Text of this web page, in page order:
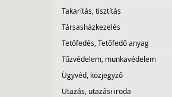
Takarítás, tisztítás
Társasházkezelés
Tetőfedés, Tetőfedő anyag
Tűzvédelem, munkavédelem
Ügyvéd, közjegyző
Utazás, utazási iroda